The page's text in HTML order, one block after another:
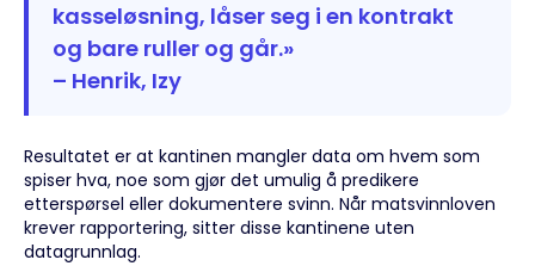
kasseløsning, låser seg i en kontrakt
og bare ruller og går.»
– Henrik, Izy
Resultatet er at kantinen mangler data om hvem som
spiser hva, noe som gjør det umulig å predikere
etterspørsel eller dokumentere svinn. Når matsvinnloven
krever rapportering, sitter disse kantinene uten
datagrunnlag.